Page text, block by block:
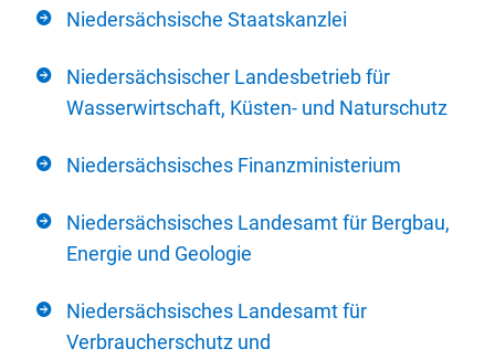
Niedersächsische Staatskanzlei
Niedersächsischer Landesbetrieb für
Wasserwirtschaft, Küsten- und Naturschutz
Niedersächsisches Finanzministerium
Niedersächsisches Landesamt für Bergbau,
Energie und Geologie
Niedersächsisches Landesamt für
Verbraucherschutz und